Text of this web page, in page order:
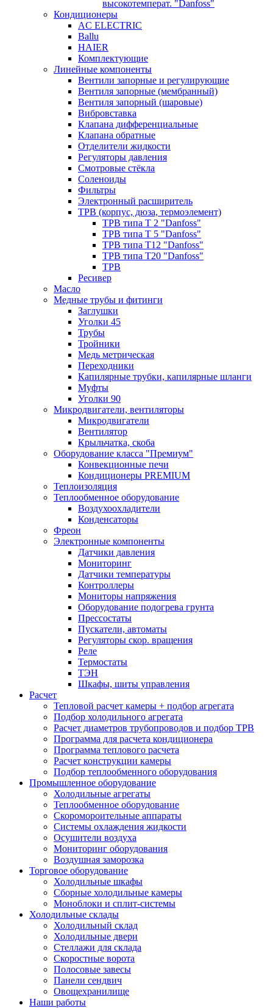
высокотемперат. "Danfoss"
Кондиционеры
AC ELECTRIC
Ballu
HAIER
Комплектующие
Линейные компоненты
Вентили запорные и регулирующие
Вентиля запорные (мембранный)
Вентиля запорный (шаровые)
Вибровставка
Клапана дифференциальные
Клапана обратные
Отделители жидкости
Регуляторы давления
Смотровые стёкла
Соленоиды
Фильтры
Электронный расширитель
ТРВ (корпус, дюза, термоэлемент)
ТРВ типа Т 2 "Danfoss"
ТРВ типа Т 5 "Danfoss"
ТРВ типа Т12 "Danfoss"
ТРВ типа Т20 "Danfoss"
ТРВ
Ресивер
Масло
Медные трубы и фитинги
Заглушки
Уголки 45
Трубы
Тройники
Медь метрическая
Переходники
Капилярные трубки, капилярные шланги
Муфты
Уголки 90
Микродвигатели, вентиляторы
Микродвигатели
Вентилятор
Крыльчатка, скоба
Оборудование класса "Премиум"
Конвекционные печи
Кондиционеры PREMIUM
Теплоизоляция
Теплообменное оборудование
Воздухоохладители
Конденсаторы
Фреон
Электронные компоненты
Датчики давления
Мониторинг
Датчики температуры
Контроллеры
Мониторы напряжения
Оборудование подогрева грунта
Прессостаты
Пускатели, автоматы
Регуляторы скор. вращения
Реле
Термостаты
ТЭН
Шкафы, шиты управления
Расчет
Тепловой расчет камеры + подбор агрегата
Подбор холодильного агрегата
Расчет диаметров трубопроводов и подбор ТРВ
Программа для расчета кондиционера
Программа теплового расчета
Расчет конструкции камеры
Подбор теплообменного оборудования
Промышленное оборудование
Холодильные агрегаты
Теплообменное оборудование
Скоромороительные аппараты
Системы охлаждения жидкости
Осушители воздуха
Мониторинг оборудования
Воздушная заморозка
Торговое оборудование
Холодильные шкафы
Сборные холодильные камеры
Моноблоки и сплит-системы
Холодильные склады
Холодильный склад
Холодильные двери
Стеллажи для склада
Скоростные ворота
Полосовые завесы
Панели сендвич
Овощехранилище
Наши работы